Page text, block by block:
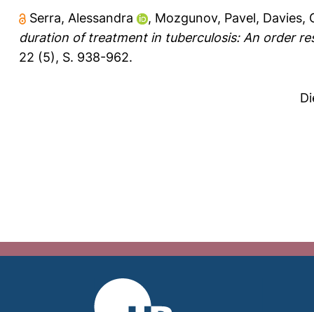
Serra, Alessandra , Mozgunov, Pavel, Davies,
duration of treatment in tuberculosis: An order
22 (5), S. 938-962.